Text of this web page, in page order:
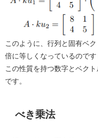
このように、行列と固有ベ
倍に等しくなっているのです
この性質を持つ数字とベク
です。
べき乗法